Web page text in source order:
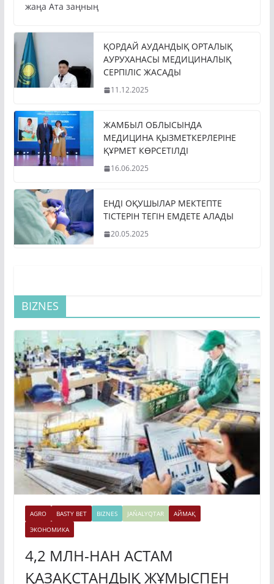
жаңа Ата заңның
ҚОРДАЙ АУДАНДЫҚ ОРТАЛЫҚ
АУРУХАНАСЫ МЕДИЦИНАЛЫҚ
СЕРПІЛІС ЖАСАДЫ
11.12.2025
ЖАМБЫЛ ОБЛЫСЫНДА
МЕДИЦИНА ҚЫЗМЕТКЕРЛЕРІНЕ
ҚҰРМЕТ КӨРСЕТІЛДІ
16.06.2025
ЕНДІ ОҚУШЫЛАР МЕКТЕПТЕ
ТІСТЕРІН ТЕГІН ЕМДЕТЕ АЛАДЫ
20.05.2025
BIZNES
AGRO BASTY BET BIZNES JAŃALYQTAR
АЙМАҚ
ЭКОНОМИКА
4,2 МЛН-НАН АСТАМ
ҚАЗАҚСТАНДЫҚ ЖҰМЫСПЕН